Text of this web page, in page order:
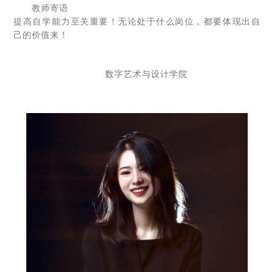
教师寄语
提高自学能力至关重要！无论处于什么岗位，都要体现出自
己的价值来！
数字艺术与设计学院